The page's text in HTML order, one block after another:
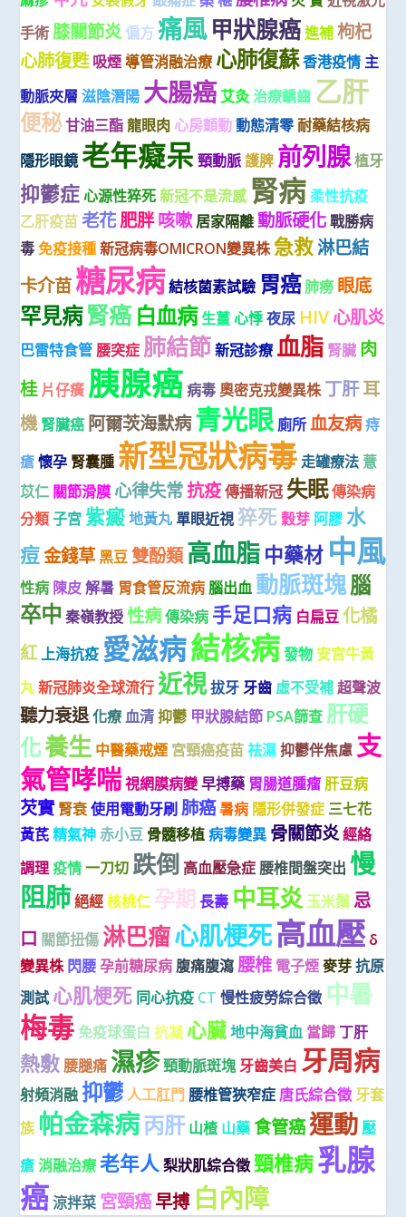
手術 膝關節炎 偏方 痛風甲狀腺癌 進補 枸杞
心肺復甦 吸煙 導管消融治療 心肺復蘇香港疫情 主
動脈夾層 滋陰潛陽 大腸癌 艾灸 治療齲齒 乙肝
便秘甘油三酯 龍眼肉 心房顫動 動態清零耐藥結核病
隱形眼鏡老年癡呆 頸動脈 護脾 前列腺植牙
抑鬱症 心源性猝死 新冠不是流感 腎病 柔性抗疫
乙肝疫苗 老花肥胖咳嗽 居家隔離 動脈硬化 戰勝病
毒 免疫接種 新冠病毒OMICRON變異株急救淋巴結
卡介苗糖尿病結核菌素試驗 胃癌肺癆 眼底
罕見病腎癌 白血病生薑 心悸 夜尿 HIV心肌炎
巴雷特食管 腰突症 肺結節 新冠診療 血脂 腎臟 肉
桂 片仔癀 胰腺癌 病毒 奧密克戎變異株 丁肝耳
機 腎臟癌 阿爾茨海默病青光眼 廁所 血友病痔
瘡 懷孕 腎囊腫 新型冠狀病毒 走罐療法 薏
苡仁 關節滑膜 心律失常抗疫傳播新冠 失眠傳染病
分類 子宮 紫癜 地黃丸 單眼近視 猝死 穀芽 阿膠 水
痘金錢草黑豆 雙酚類高血脂 中藥材 中風
性病 陳皮 解暑 胃食管反流病 腦出血 動脈斑塊腦
卒中 秦嶺教授 性病傳染病 手足口病 白扁豆 化橘
紅上海抗疫 愛滋病結核病 發物 安宮牛黃
丸 新冠肺炎全球流行 近視拔牙 牙齒 虛不受補 超聲波
聽力衰退化療 血清 抑鬱 甲狀腺結節 PSA篩查 肝硬
化養生 中醫藥戒煙 宮頸癌疫苗 祛濕 抑鬱伴焦慮 支
氣管哮喘視網膜病變 早搏藥 胃腸道腫瘤 肝豆病
芡實 腎衰 使用電動牙刷 肺癌暑病 隱形併發症 三七花
黃芪 精氣神 赤小豆 骨髓移植 病毒變異 骨關節炎經絡
調理 疫情 一刀切 跌倒 高血壓急症 腰椎間盤突出 慢
阻肺絕經 核桃仁 孕期 長壽 中耳炎 玉米鬚 忌
口 關節扭傷 淋巴瘤心肌梗死高血壓 δ
變異株 閃腰 孕前糖尿病 腹痛腹瀉 腰椎 電子煙 麥芽 抗原
測試 心肌梗死 同心抗疫 CT 慢性疲勞綜合徵 中暑
梅毒 免疫球蛋白 抗凝 心臟 地中海貧血 當歸 丁肝
熱敷 腰腿痛 濕疹頸動脈斑塊牙齒美白 牙周病
射頻消融 抑鬱人工肛門 腰椎管狹窄症 唐氏綜合徵 牙套
族 帕金森病丙肝 山楂 山藥 食管癌運動 壓
瘡 消融治療 老年人 梨狀肌綜合徵 頸椎病乳腺
癌 涼拌菜 宮頸癌早搏 白內障